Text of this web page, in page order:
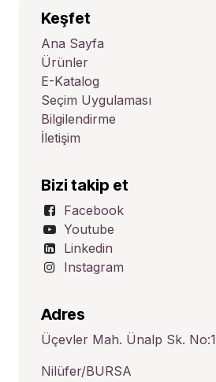
Keşfet
Ana Sayfa
Ürünler
E-Katalog
Seçim Uygulaması
Bilgilendirme
İletişim
Bizi takip et
Facebook
Youtube
Linkedin
Instagram
Adres
Üçevler Mah. Ünalp Sk. No:1
Nilüfer/BURSA